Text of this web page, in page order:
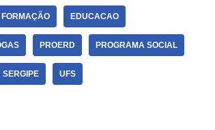
EDUCACAO
PROERD PROGRAMA SOCIAL
SERGIPE UFS